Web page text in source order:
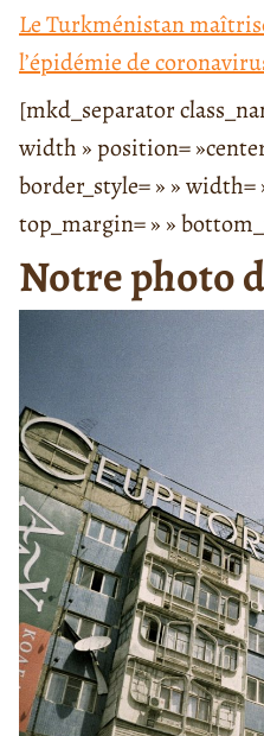
Le Turkménistan
l’épidémie de
[mkd_separator
width » position=
border_style= » » width=
top_margin= » »
Notre photo